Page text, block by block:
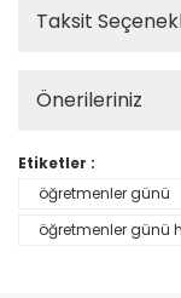
Taksit
Önerileriniz
Etiketler :
öğretmenler günü
öğretmenler günü